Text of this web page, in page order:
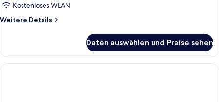
Kostenloses WLAN
Weitere Details
Weitere
Daten auswählen und Preise sehen